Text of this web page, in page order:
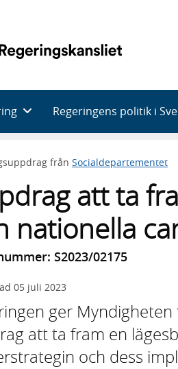
Regeringens politik i
från Socialdepartementet
att ta
nationella
S2023/02175
05 juli 2023
ger
att ta fram en
och dess